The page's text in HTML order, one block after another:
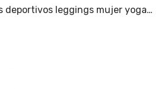
deportivos leggings mujer yoga…